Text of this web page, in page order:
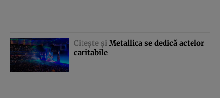
Citeşte şi Metallica se dedică actelor
caritabile